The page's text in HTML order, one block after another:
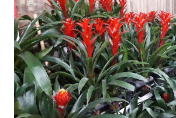
Cây phong thủy giúp đem đến tài lộc,
hay gia đình Skip in 6 Yến sào Khánh
sanestsvmart.com.vn Mua Ngay Dưới đây
phong thủy theo tuổi 2021 mà bạn nên
Kim tiền Người tuổi tí thường gặp vượng
tiền trong túi nhưng không biết cách
thường hao hụt tài chính khá nhiều....